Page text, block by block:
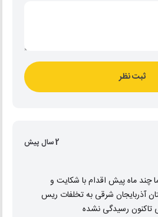
ثبت نظر
2 سال پیش
چند ماه پیش اقدام با شکایت و
آذربایجان شرقی به تخلفات ریس
تاکنون رسیدگی نشده